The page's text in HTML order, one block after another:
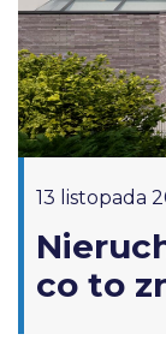
13 listopada
co to